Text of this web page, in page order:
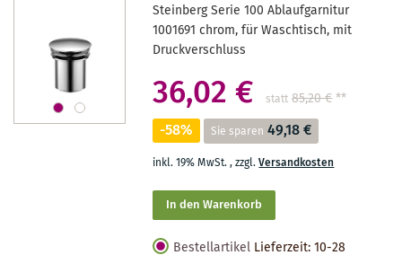
Steinberg Serie 100 Ablaufgarnitur
1001691 chrom, für Waschtisch, mit
Druckverschluss
36,02 € statt 85,20 €**
-58% Sie sparen 49,18 €
inkl. 19% MwSt.,zzgl.Versandkosten
In den Warenkorb
Bestellartikel Lieferzeit: 10-28